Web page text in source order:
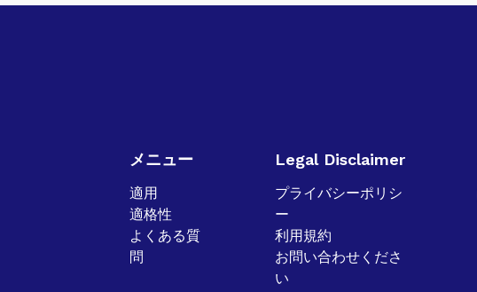
メニュー
適用
適格性
よくある質
問
Legal Disclaimer
プライバシーポリシ
ー
利用規約
お問い合わせくださ
い